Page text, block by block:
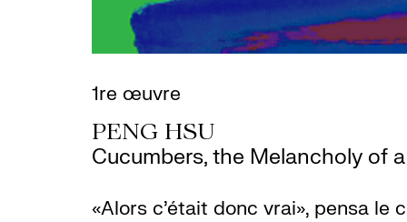
1re œuvre
PENG HSU
Cucumbers, the Melancholy of
«Alors c’était donc vrai», pensa le